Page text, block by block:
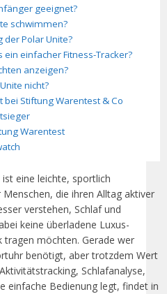
geeignet?
schwimmen?
der Polar Unite?
ein einfacher Fitness-Tracker?
anzeigen?
nicht?
bei Stiftung Warentest & Co
Warentest
eine leichte, sportlich
die ihren Alltag aktiver
verstehen, Schlaf und
keine überladene Luxus-
möchten. Gerade wer
benötigt, aber trotzdem Wert
Schlafanalyse,
einfache Bedienung legt, findet in